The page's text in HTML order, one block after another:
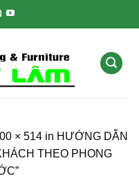
× 514 in HƯỚNG DẪN
THEO PHONG